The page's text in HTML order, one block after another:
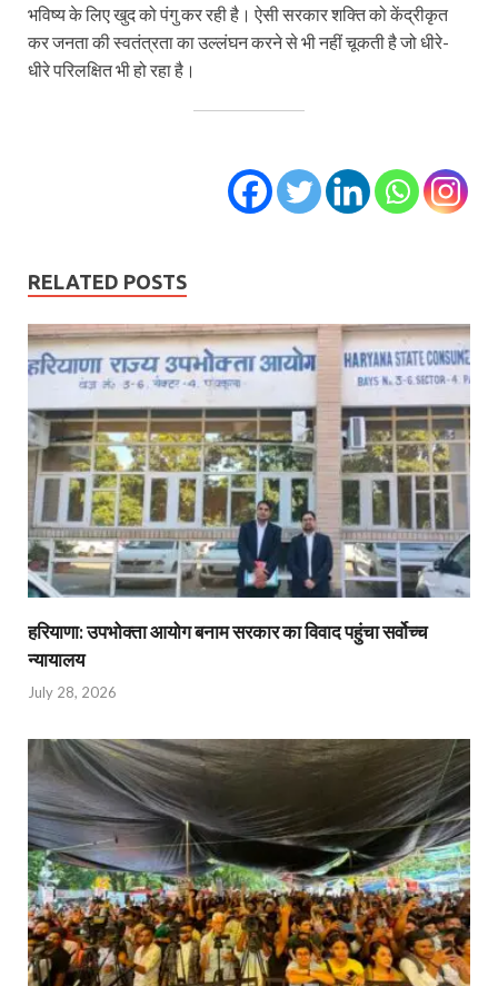
भविष्य के लिए खुद को पंगु कर रही है। ऐसी सरकार शक्ति को केंद्रीकृत
कर जनता की स्वतंत्रता का उल्लंघन करने से भी नहीं चूकती है जो धीरे-
धीरे परिलक्षित भी हो रहा है।
RELATED POSTS
हरियाणा: उपभोक्ता आयोग बनाम सरकार का विवाद पहुंचा सर्वोच्च
न्यायालय
July 28, 2026